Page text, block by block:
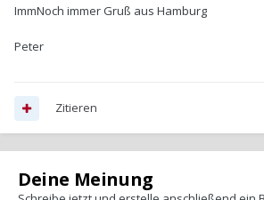
ImmNoch immer Gruß aus Hamburg
Peter
Zitieren
Deine Meinung